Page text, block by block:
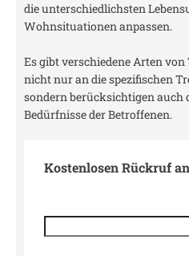
die unterschiedlichsten
Wohnsituationen anpassen.
Es gibt verschiedene Arten
nicht nur an die spezifischen
sondern berücksichtigen auch
Bedürfnisse der Betroffenen.
Kostenlosen Rückruf